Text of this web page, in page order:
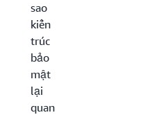
sao
kiến
trúc
bảo
mật
lại
quan